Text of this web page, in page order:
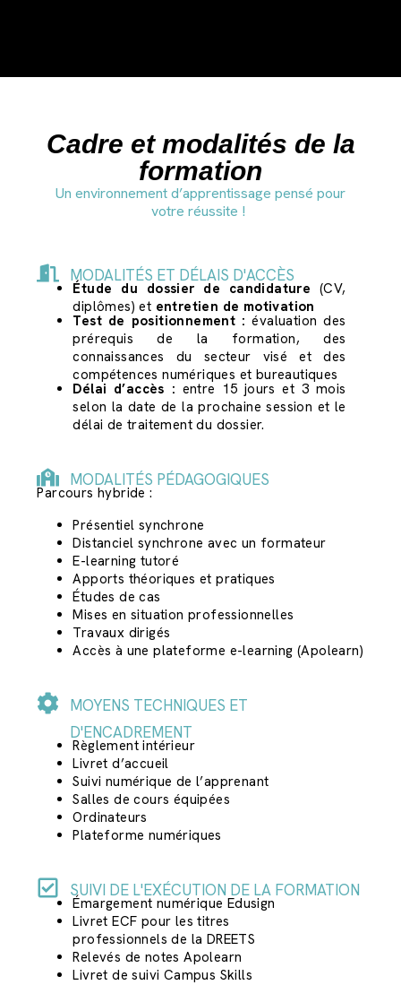
Cadre et modalités de la
formation
Un environnement d’apprentissage pensé pour
votre réussite !
MODALITÉS ET DÉLAIS D'ACCÈS
Étude du dossier de candidature (CV,
diplômes) et entretien de motivation
Test de positionnement : évaluation des
prérequis de la formation, des
connaissances du secteur visé et des
compétences numériques et bureautiques
Délai d’accès : entre 15 jours et 3 mois
selon la date de la prochaine session et le
délai de traitement du dossier.
MODALITÉS PÉDAGOGIQUES
Parcours hybride :
Présentiel synchrone
Distanciel synchrone avec un formateur
E-learning tutoré
Apports théoriques et pratiques
Études de cas
Mises en situation professionnelles
Travaux dirigés
Accès à une plateforme e-learning (Apolearn)
MOYENS TECHNIQUES ET
D'ENCADREMENT
Règlement intérieur
Livret d’accueil
Suivi numérique de l’apprenant
Salles de cours équipées
Ordinateurs
Plateforme numériques
SUIVI DE L'EXÉCUTION DE LA FORMATION
Émargement numérique Edusign
Livret ECF pour les titres
professionnels de la DREETS
Relevés de notes Apolearn
Livret de suivi Campus Skills